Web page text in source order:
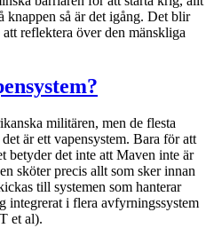
knappen så är det igång. Det blir
reflektera över den mänskliga
militären, men de flesta
är ett vapensystem. Bara för att
betyder det inte att Maven inte är
sköter precis allt som sker innan
till systemen som hanterar
integrerat i flera avfyrningssystem
et al).